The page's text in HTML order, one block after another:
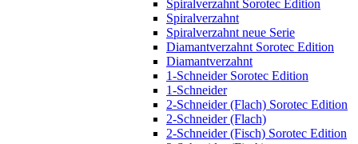
Spiralverzahnt Sorotec Edition
Spiralverzahnt
Spiralverzahnt neue Serie
Diamantverzahnt Sorotec Edition
Diamantverzahnt
1-Schneider Sorotec Edition
1-Schneider
2-Schneider (Flach) Sorotec Edition
2-Schneider (Flach)
2-Schneider (Fisch) Sorotec Edition